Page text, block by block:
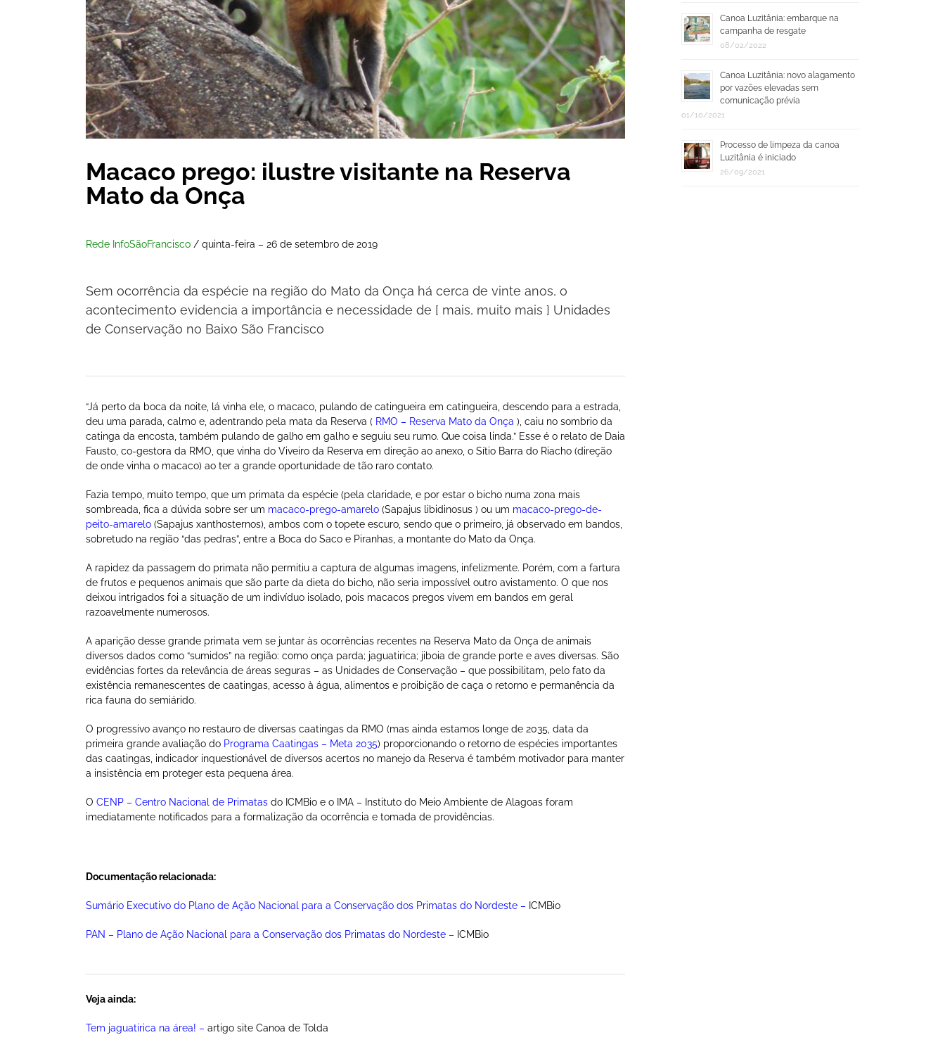
Macaco prego: ilustre visitante na Reserva
Mato da Onça
Rede InfoSãoFrancisco / quinta-feira – 26 de setembro de 2019
Sem ocorrência da espécie na região do Mato da Onça há cerca de vinte anos, o
acontecimento evidencia a importância e necessidade de [ mais, muito mais ] Unidades
de Conservação no Baixo São Francisco
“Já perto da boca da noite, lá vinha ele, o macaco, pulando de catingueira em catingueira, descendo para a estrada,
deu uma parada, calmo e, adentrando pela mata da Reserva ( RMO – Reserva Mato da Onça ), caiu no sombrio da
catinga da encosta, também pulando de galho em galho e seguiu seu rumo. Que coisa linda.” Esse é o relato de Daia
Fausto, co-gestora da RMO, que vinha do Viveiro da Reserva em direção ao anexo, o Sítio Barra do Riacho (direção
de onde vinha o macaco) ao ter a grande oportunidade de tão raro contato.
Fazia tempo, muito tempo, que um primata da espécie (pela claridade, e por estar o bicho numa zona mais
sombreada, fica a dúvida sobre ser um macaco-prego-amarelo (Sapajus libidinosus ) ou um macaco-prego-de-
peito-amarelo (Sapajus xanthosternos), ambos com o topete escuro, sendo que o primeiro, já observado em bandos,
sobretudo na região “das pedras”, entre a Boca do Saco e Piranhas, a montante do Mato da Onça.
A rapidez da passagem do primata não permitiu a captura de algumas imagens, infelizmente. Porém, com a fartura
de frutos e pequenos animais que são parte da dieta do bicho, não seria impossível outro avistamento. O que nos
deixou intrigados foi a situação de um indivíduo isolado, pois macacos pregos vivem em bandos em geral
razoavelmente numerosos.
A aparição desse grande primata vem se juntar às ocorrências recentes na Reserva Mato da Onça de animais
diversos dados como “sumidos” na região: como onça parda; jaguatirica; jiboia de grande porte e aves diversas. São
evidências fortes da relevância de áreas seguras – as Unidades de Conservação – que possibilitam, pelo fato da
existência remanescentes de caatingas, acesso à água, alimentos e proibição de caça o retorno e permanência da
rica fauna do semiárido.
O progressivo avanço no restauro de diversas caatingas da RMO (mas ainda estamos longe de 2035, data da
primeira grande avaliação do Programa Caatingas – Meta 2035) proporcionando o retorno de espécies importantes
das caatingas, indicador inquestionável de diversos acertos no manejo da Reserva é também motivador para manter
a insistência em proteger esta pequena área.
O CENP – Centro Nacional de Primatas do ICMBio e o IMA – Instituto do Meio Ambiente de Alagoas foram
imediatamente notificados para a formalização da ocorrência e tomada de providências.
Documentação relacionada:
Sumário Executivo do Plano de Ação Nacional para a Conservação dos Primatas do Nordeste – ICMBio
PAN – Plano de Ação Nacional para a Conservação dos Primatas do Nordeste – ICMBio
Veja ainda:
Tem jaguatirica na área! – artigo site Canoa de Tolda
Canoa Luzitânia: embarque na
campanha de resgate
08/02/2022
Canoa Luzitânia: novo alagamento
por vazões elevadas sem
comunicação prévia
01/10/2021
Processo de limpeza da canoa
Luzitânia é iniciado
26/09/2021